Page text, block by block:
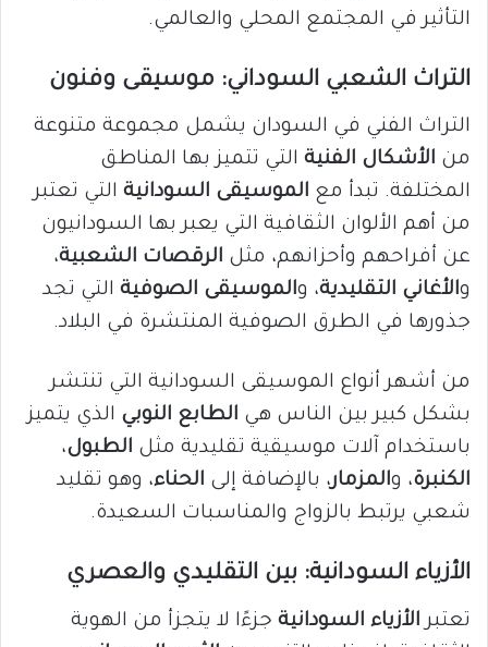
التأثير في المجتمع المحلي والعالمي.
التراث الشعبي السوداني: موسيقى وفنون
التراث الفني في السودان يشمل مجموعة متنوعة
من الأشكال الفنية التي تتميز بها المناطق
المختلفة. تبدأ مع الموسيقى السودانية التي تعتبر
من أهم الألوان الثقافية التي يعبر بها السودانيون
عن أفراحهم وأحزانهم، مثل الرقصات الشعبية،
والأغاني التقليدية، والموسيقى الصوفية التي تجد
جذورها في الطرق الصوفية المنتشرة في البلاد.
من أشهر أنواع الموسيقى السودانية التي تنتشر
بشكل كبير بين الناس هي الطابع النوبي الذي يتميز
باستخدام آلات موسيقية تقليدية مثل الطبول،
الكنبرة، والمزمار، بالإضافة إلى الحناء، وهو تقليد
شعبي يرتبط بالزواج والمناسبات السعيدة.
الأزياء السودانية: بين التقليدي والعصري
تعتبر الأزياء السودانية جزءًا لا يتجزأ من الهوية